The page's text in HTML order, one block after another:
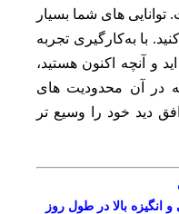
توانایی‌ های شما بسیار
با به‌کارگیری تجربه‌
و آنچه اکنون هستید،
که در آن محدودیت‌ های
دید خود را وسیع‌ تر
انگیزه بالا در طول روز